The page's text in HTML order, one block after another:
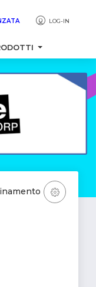
LOG-IN